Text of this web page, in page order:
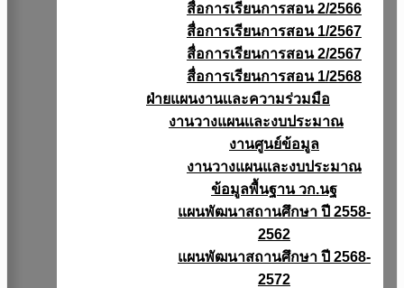
สื่อการเรียนการสอน 2/2566
สื่อการเรียนการสอน 1/2567
สื่อการเรียนการสอน 2/2567
สื่อการเรียนการสอน 1/2568
ฝ่ายแผนงานเเละความร่วมมือ
งานวางแผนเเละงบประมาณ
งานศูนย์ข้อมูล
งานวางแผนและงบประมาณ
ข้อมูลพื้นฐาน วก.นฐ
แผนพัฒนาสถานศึกษา ปี 2558-
2562
แผนพัฒนาสถานศึกษา ปี 2568-
2572